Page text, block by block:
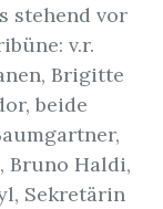
stehend vor
v.r.
Brigitte
beide
Bruno Haldi,
Sekretärin